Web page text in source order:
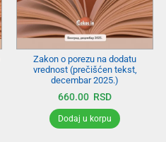
Zakon o porezu na dodatu
vrednost (prečišćen tekst,
decembar 2025.)
660.00 RSD
Dodaj u korpu